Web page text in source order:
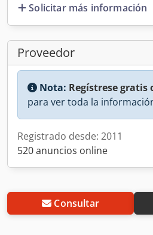
Solicitar más información
Proveedor
Nota: Regístrese gratis
para ver toda la
Registrado desde: 2011
520 anuncios online
Consultar